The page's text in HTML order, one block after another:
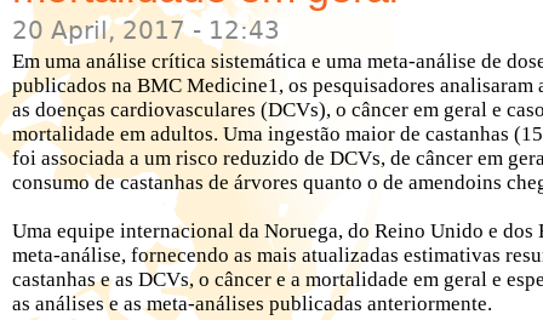
20 April, 2017 - 12:43
Em uma análise crítica sistemática e uma meta-análise de
publicados na BMC Medicine1, os pesquisadores analisaram
as doenças cardiovasculares (DCVs), o câncer em geral e
mortalidade em adultos. Uma ingestão maior de castanhas
foi associada a um risco reduzido de DCVs, de câncer em
consumo de castanhas de árvores quanto o de amendoins
Uma equipe internacional da Noruega, do Reino Unido e
meta-análise, fornecendo as mais atualizadas estimativas
castanhas e as DCVs, o câncer e a mortalidade em geral e
as análises e as meta-análises publicadas anteriormente.